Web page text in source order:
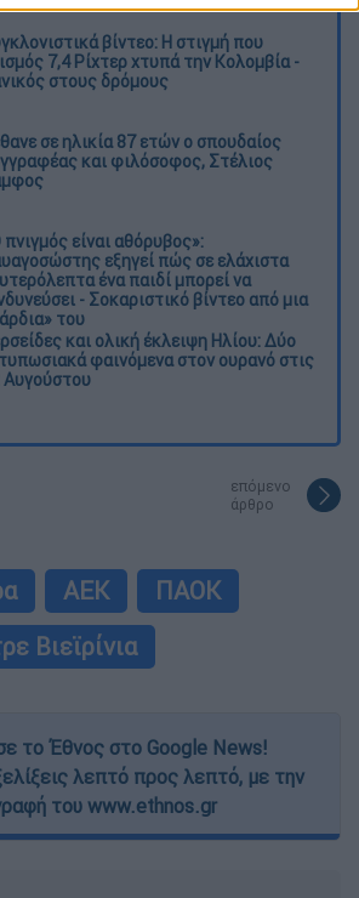
βίντεο: Η στιγμή που
7,4 Ρίχτερ χτυπά την Κολομβία -
στους δρόμους
σε ηλικία 87 ετών ο σπουδαίος
και φιλόσοφος, Στέλιος
πνιγμός είναι αθόρυβος»:
εξηγεί πώς σε ελάχιστα
ένα παιδί μπορεί να
- Σοκαριστικό βίντεο από μια
του
και ολική έκλειψη Ηλίου: Δύο
φαινόμενα στον ουρανό στις
Αυγούστου
επόμενο
άρθρο
ΑΕΚ
ΠΑΟΚ
Βιεϊρίνια
το Έθνος στο Google News!
λεπτό προς λεπτό, με την
του www.ethnos.gr